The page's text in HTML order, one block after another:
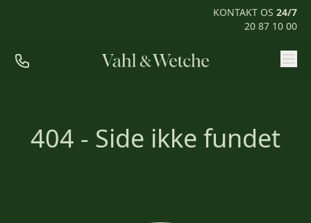
KONTAKT OS 24/7
20 87 10 00
Priser
Mød os
404 - Side ikke fundet